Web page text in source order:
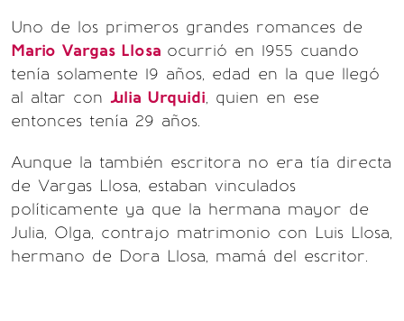
Uno de los primeros grandes romances de
Mario Vargas Llosa ocurrió en 1955 cuando
tenía solamente 19 años, edad en la que llegó
al altar con Julia Urquidi, quien en ese
entonces tenía 29 años.
Aunque la también escritora no era tía directa
de Vargas Llosa, estaban vinculados
políticamente ya que la hermana mayor de
Julia, Olga, contrajo matrimonio con Luis Llosa,
hermano de Dora Llosa, mamá del escritor.